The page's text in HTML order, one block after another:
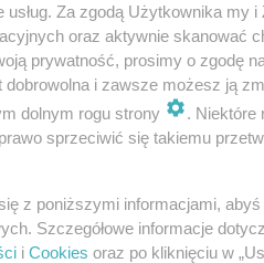
pierwszy donosił o
usług. Za zgodą Użytkownika my
oraz aktywnie skanować
prywatność, prosimy o zgodę
dobrowolna i zawsze możesz ją
dolnym rogu strony
. Niektóre
sprzeciwić się takiemu
z poniższymi informacjami,
Szczegółowe informacje
i Cookies oraz po kliknięciu w